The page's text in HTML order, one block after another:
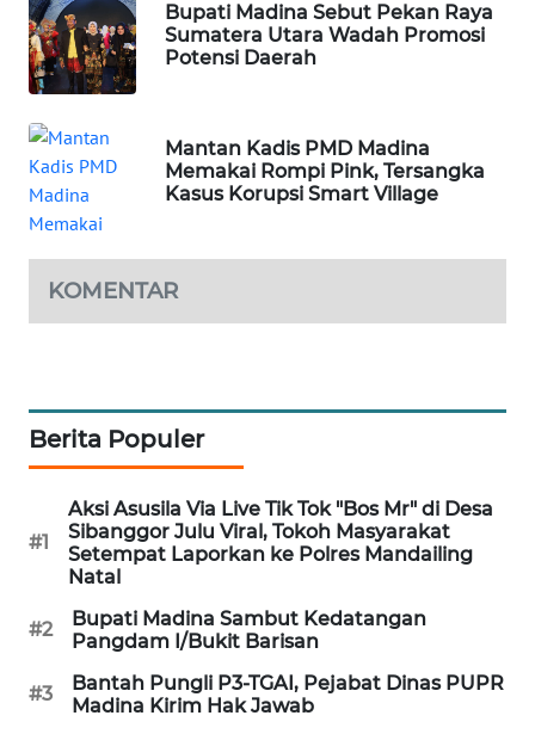
Bupati Madina Sebut Pekan Raya
Sumatera Utara Wadah Promosi
Potensi Daerah
Mantan Kadis PMD Madina
Memakai Rompi Pink, Tersangka
Kasus Korupsi Smart Village
KOMENTAR
Berita Populer
#1
Aksi Asusila Via Live Tik Tok "Bos Mr" di Desa
Sibanggor Julu Viral, Tokoh Masyarakat
Setempat Laporkan ke Polres Mandailing
Natal
#2
Bupati Madina Sambut Kedatangan
Pangdam I/Bukit Barisan
#3
Bantah Pungli P3-TGAI, Pejabat Dinas PUPR
Madina Kirim Hak Jawab
SIDIKALANG
NEWS
NEWS
METRO
SIANTAR
NEWS
METRO
KRT
NEWS
KARING